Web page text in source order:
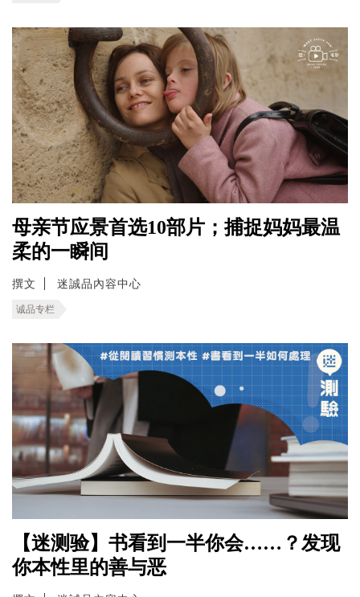
母亲节应景首选10部片；捕捉妈妈最温
柔的一瞬间
撰文 迷誠品內容中心
诚品专栏
【迷测验】书看到一半你会……？发现
你本性里的善与恶